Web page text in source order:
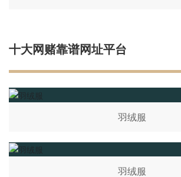
十大网赌靠谱网址平台
羽绒服
羽绒服